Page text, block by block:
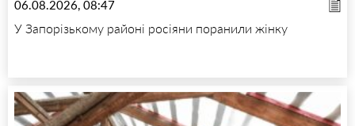
06.08.2026, 08:47
У Запорізькому районі росіяни поранили жінку